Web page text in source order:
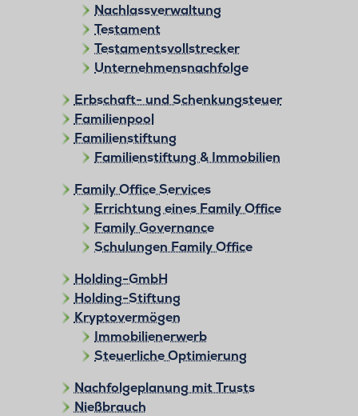
Nachlassverwaltung
Testament
Testamentsvollstrecker
Unternehmensnachfolge
Erbschaft- und Schenkungsteuer
Familienpool
Familienstiftung
Familienstiftung & Immobilien
Family Office Services
Errichtung eines Family Office
Family Governance
Schulungen Family Office
Holding-GmbH
Holding-Stiftung
Kryptovermögen
Immobilienerwerb
Steuerliche Optimierung
Nachfolgeplanung mit Trusts
Nießbrauch